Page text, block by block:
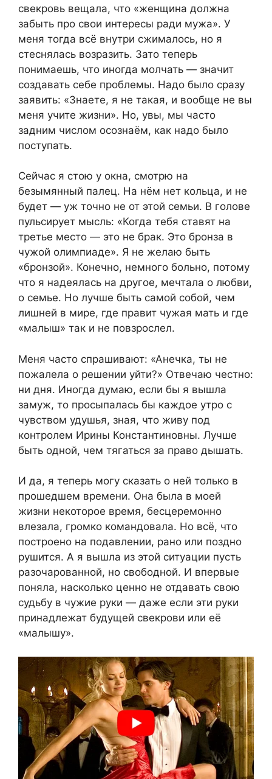
свекровь вещала, что «женщина должна
забыть про свои интересы ради мужа». У
меня тогда всё внутри сжималось, но я
стеснялась возразить. Зато теперь
понимаешь, что иногда молчать — значит
создавать себе проблемы. Надо было сразу
заявить: «Знаете, я не такая, и вообще не вы
меня учите жизни». Но, увы, мы часто
задним числом осознаём, как надо было
поступать.
Сейчас я стою у окна, смотрю на
безымянный палец. На нём нет кольца, и не
будет — уж точно не от этой семьи. В голове
пульсирует мысль: «Когда тебя ставят на
третье место — это не брак. Это бронза в
чужой олимпиаде». Я не желаю быть
«бронзой». Конечно, немного больно, потому
что я надеялась на другое, мечтала о любви,
о семье. Но лучше быть самой собой, чем
лишней в мире, где правит чужая мать и где
«малыш» так и не повзрослел.
Меня часто спрашивают: «Анечка, ты не
пожалела о решении уйти?» Отвечаю честно:
ни дня. Иногда думаю, если бы я вышла
замуж, то просыпалась бы каждое утро с
чувством удушья, зная, что живу под
контролем Ирины Константиновны. Лучше
быть одной, чем тягаться за право дышать.
И да, я теперь могу сказать о ней только в
прошедшем времени. Она была в моей
жизни некоторое время, бесцеремонно
влезала, громко командовала. Но всё, что
построено на подавлении, рано или поздно
рушится. А я вышла из этой ситуации пусть
разочарованной, но свободной. И впервые
поняла, насколько ценно не отдавать свою
судьбу в чужие руки — даже если эти руки
принадлежат будущей свекрови или её
«малышу».